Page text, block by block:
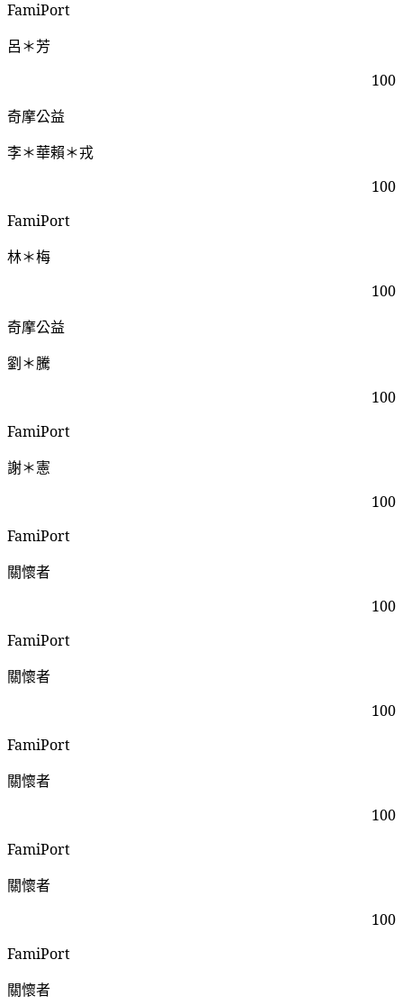
FamiPort
呂＊芳
100
奇摩公益
李＊華賴＊戎
100
FamiPort
林＊梅
100
奇摩公益
劉＊騰
100
FamiPort
謝＊憲
100
FamiPort
關懷者
100
FamiPort
關懷者
100
FamiPort
關懷者
100
FamiPort
關懷者
100
FamiPort
關懷者